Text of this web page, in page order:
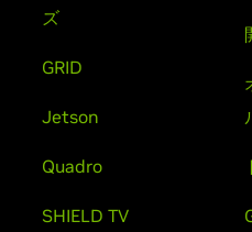
ズ
GRID
Jetson
Quadro
SHIELD TV